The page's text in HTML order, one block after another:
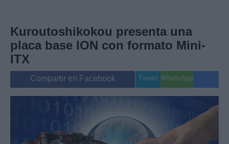
Internacional
Viajes
Gente
Musica
Kuroutoshikokou presenta una
placa base ION con formato Mini-
ITX
Compartir en Facebook Tweet WhatsApp